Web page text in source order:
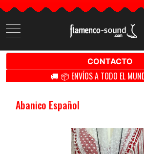
Buscar
productos
CONTACTO
🚚 📦 ENVÍOS A TODO EL
Abanico Español